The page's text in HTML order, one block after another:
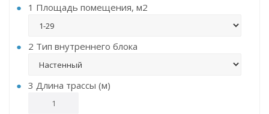
1 Площадь помещения, м2
2 Тип внутреннего блока
3 Длина трассы (м)